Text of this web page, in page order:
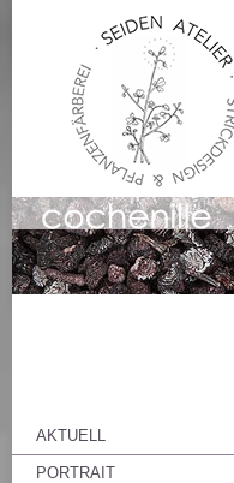
AKTUELL
PORTRAIT